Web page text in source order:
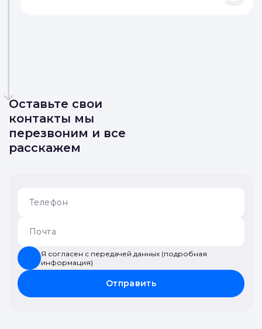
Оставьте свои
контакты мы
перезвоним и все
расскажем
Я согласен с передачей данных (подробная
информация)
Отправить